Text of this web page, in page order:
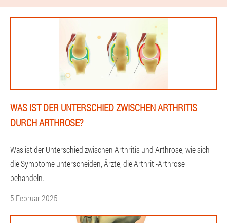
WAS IST DER UNTERSCHIED ZWISCHEN ARTHRITIS
DURCH ARTHROSE?
Was ist der Unterschied zwischen Arthritis und Arthrose, wie sich
die Symptome unterscheiden, Ärzte, die Arthrit -Arthrose
behandeln.
5 Februar 2025